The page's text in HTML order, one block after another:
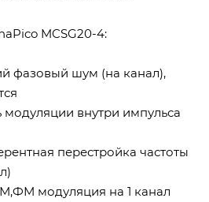
MCSG20-4:
фазовый шум (на канал),
внутри импульса
перестройка частоты
модуляция на 1 канал